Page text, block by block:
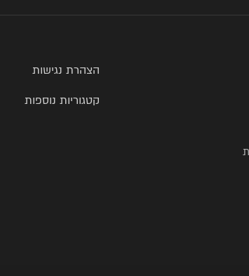
הצהרת נגישות
קטגוריות נוספות